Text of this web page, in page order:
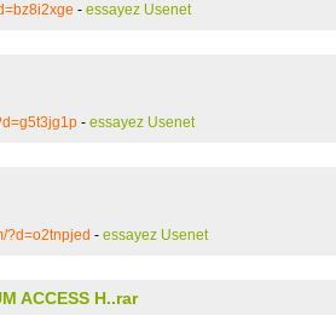
- essayez Usenet
- essayez Usenet
?d=o2tnpjed - essayez Usenet
ACCESS H..rar